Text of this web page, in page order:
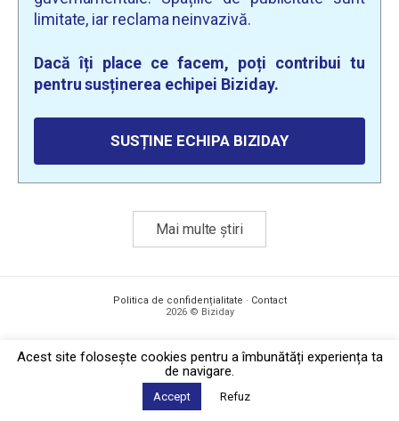
limitate, iar reclama neinvazivă.
Dacă îți place ce facem, poți contribui tu
pentru susținerea echipei Biziday.
SUSȚINE ECHIPA BIZIDAY
Mai multe știri
Politica de confidențialitate · Contact
2026 © Biziday
Acest site foloseşte cookies pentru a îmbunătăți experiența ta
de navigare.
Accept Refuz